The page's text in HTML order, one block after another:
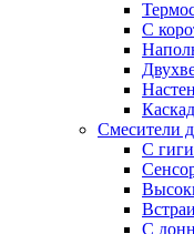
С
Смесители
С
С